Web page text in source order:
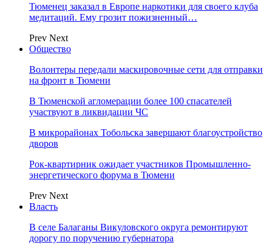
Тюменец заказал в Европе наркотики для своего клуба
медитаций. Ему грозит пожизненный…
Prev Next
Общество
Волонтеры передали маскировочные сети для отправки
на фронт в Тюмени
В Тюменской агломерации более 100 спасателей
участвуют в ликвидации ЧС
В микрорайонах Тобольска завершают благоустройство
дворов
Рок-квартирник ожидает участников Промышленно-
энергетического форума в Тюмени
Prev Next
Власть
В селе Балаганы Викуловского округа ремонтируют
дорогу по поручению губернатора